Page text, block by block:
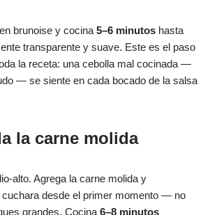
brunoise y cocina 5–6 minutos hasta
transparente y suave. Este es el paso
la receta: una cebolla mal cocinada —
— se siente en cada bocado de la salsa
la carne molida
alto. Agrega la carne molida y
desde el primer momento — no
grandes. Cocina 6–8 minutos